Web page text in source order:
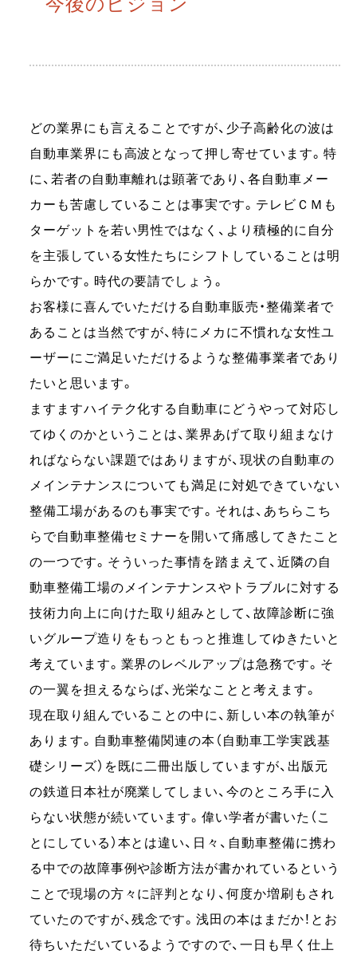
どの業界にも言えることですが、少子高齢化の波は
自動車業界にも高波となって押し寄せています。特
に、若者の自動車離れは顕著であり、各自動車メー
カーも苦慮していることは事実です。テレビＣＭも
ターゲットを若い男性ではなく、より積極的に自分
を主張している女性たちにシフトしていることは明
らかです。時代の要請でしょう。
お客様に喜んでいただける自動車販売・整備業者で
あることは当然ですが、特にメカに不慣れな女性ユ
ーザーにご満足いただけるような整備事業者であり
たいと思います。
ますますハイテク化する自動車にどうやって対応し
てゆくのかということは、業界あげて取り組まなけ
ればならない課題ではありますが、現状の自動車の
メインテナンスについても満足に対処できていない
整備工場があるのも事実です。それは、あちらこち
らで自動車整備セミナーを開いて痛感してきたこと
の一つです。そういった事情を踏まえて、近隣の自
動車整備工場のメインテナンスやトラブルに対する
技術力向上に向けた取り組みとして、故障診断に強
いグループ造りをもっともっと推進してゆきたいと
考えています。業界のレベルアップは急務です。そ
の一翼を担えるならば、光栄なことと考えます。
現在取り組んでいることの中に、新しい本の執筆が
あります。自動車整備関連の本（自動車工学実践基
礎シリーズ）を既に二冊出版していますが、出版元
の鉄道日本社が廃業してしまい、今のところ手に入
らない状態が続いています。偉い学者が書いた（こ
とにしている）本とは違い、日々、自動車整備に携わ
る中での故障事例や診断方法が書かれているという
ことで現場の方々に評判となり、何度か増刷もされ
ていたのですが、残念です。浅田の本はまだか！とお
待ちいただいているようですので、一日も早く仕上